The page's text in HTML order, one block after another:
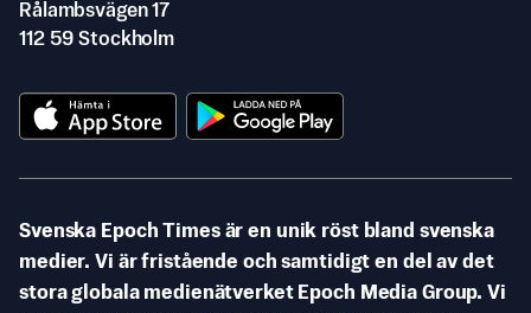
Rålambsvägen 17
112 59 Stockholm
Svenska Epoch Times är en unik röst bland svenska
medier. Vi är fristående och samtidigt en del av det
stora globala medienätverket Epoch Media Group. Vi